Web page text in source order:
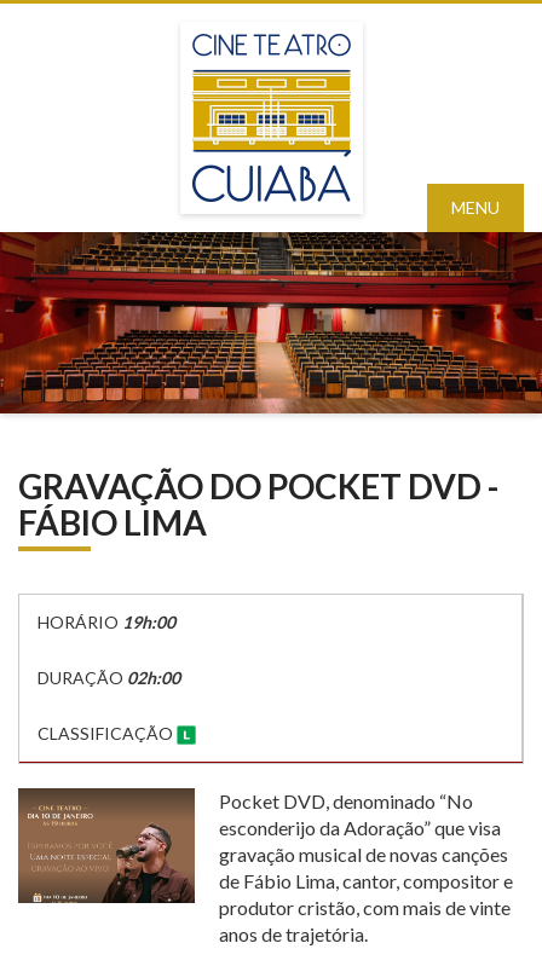
MENU
GRAVAÇÃO DO POCKET DVD -
FÁBIO LIMA
HORÁRIO 19h:00
DURAÇÃO 02h:00
CLASSIFICAÇÃO
Pocket DVD, denominado “No
esconderijo da Adoração” que visa
gravação musical de novas canções
de Fábio Lima, cantor, compositor e
produtor cristão, com mais de vinte
anos de trajetória.